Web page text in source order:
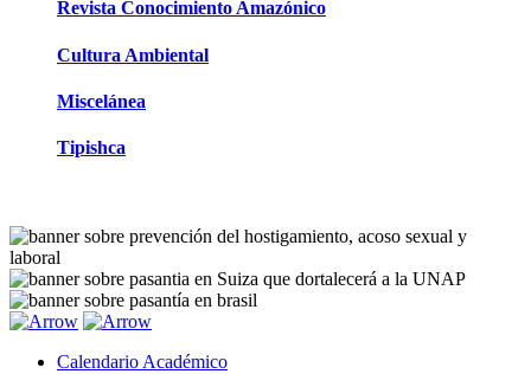
Revista Conocimiento Amazónico
Cultura Ambiental
Miscelánea
Tipishca
Calendario Académico